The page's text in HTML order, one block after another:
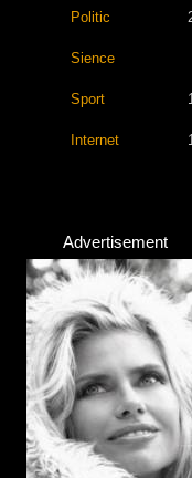
Politic
Sience
Sport
Internet
Advertisement